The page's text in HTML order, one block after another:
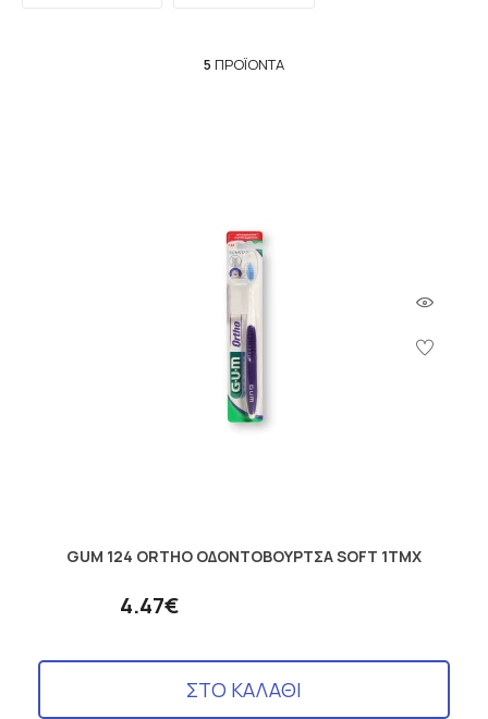
5 ΠΡΟΪΌΝΤΑ
GUM 124 ORTHO ΟΔΟΝΤΟΒΟΥΡΤΣΑ SOFT 1ΤΜΧ
4.47€
ΣΤΟ ΚΑΛΑΘΙ